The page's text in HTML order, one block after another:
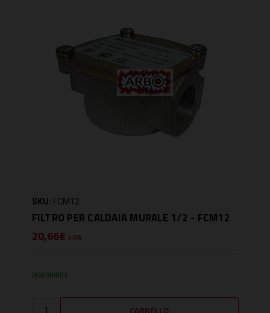
SKU: FCM12
FILTRO PER CALDAIA MURALE 1/2 - FCM12
20,66€ + IVA
DISPONIBILE